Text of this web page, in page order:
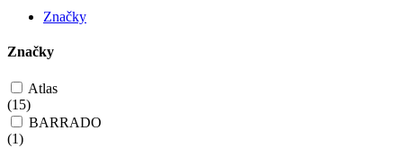
Značky
Značky
Atlas
(15)
BARRADO
(1)